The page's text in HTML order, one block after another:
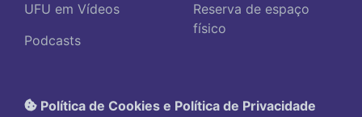
UFU em Vídeos
Podcasts
Reserva de espaço
físico
Política de Cookies e Política de Privacidade